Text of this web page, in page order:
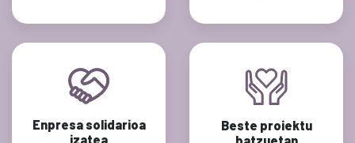
Enpresa solidarioa
izatea
Beste proiektu